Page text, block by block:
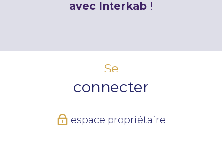
avec Interkab !
Se
connecter
espace propriétaire